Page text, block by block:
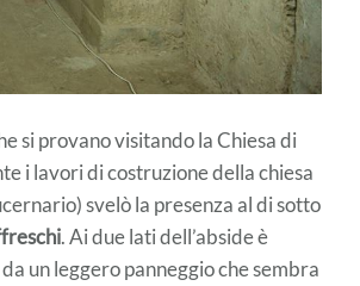
si provano visitando la Chiesa di
i lavori di costruzione della chiesa
svelò la presenza al di sotto
. Ai due lati dell’abside è
un leggero panneggio che sembra